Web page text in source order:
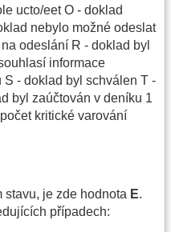
ucto/eet O - doklad
nebylo možné odeslat
odeslání R - doklad byl
informace
- doklad byl schválen T -
byl zaúčtován v deníku 1
kritické varování
stavu, je zde hodnota E.
případech: